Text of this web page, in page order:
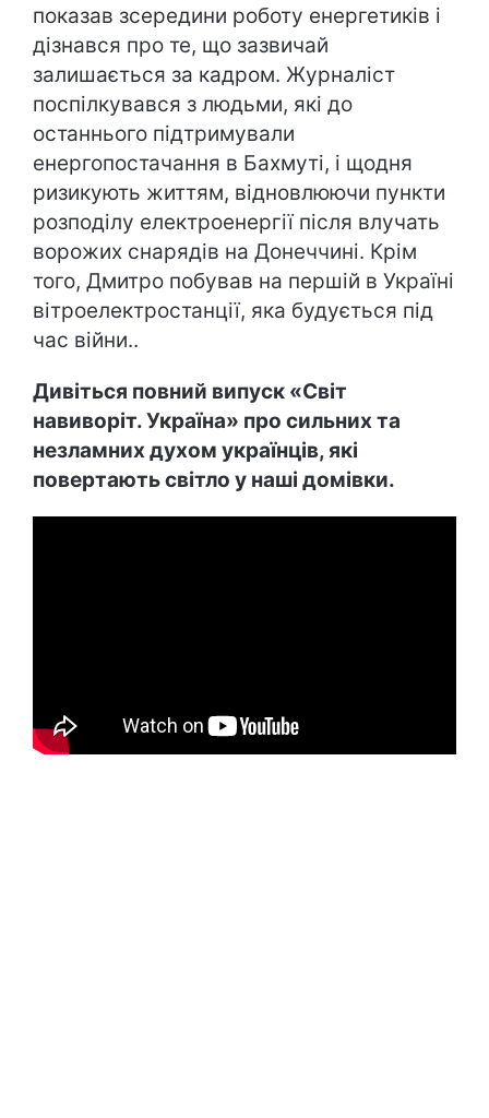
показав зсередини роботу енергетиків і
дізнався про те, що зазвичай
залишається за кадром. Журналіст
поспілкувався з людьми, які до
останнього підтримували
енергопостачання в Бахмуті, і щодня
ризикують життям, відновлюючи пункти
розподілу електроенергії після влучать
ворожих снарядів на Донеччині. Крім
того, Дмитро побував на першій в Україні
вітроелектростанції, яка будується під
час війни..
Дивіться повний випуск «Світ
навиворіт. Україна» про сильних та
незламних духом українців, які
повертають світло у наші домівки.